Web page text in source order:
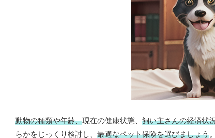
動物の種類や年齢、現在の健康状態、 飼い主さんの経済状
らかをじっくり検討し、 最適なペット保険を選びましょう。